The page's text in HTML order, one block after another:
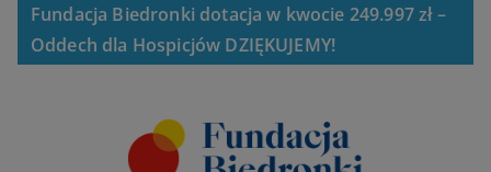
Fundacja Biedronki dotacja w kwocie 249.997 zł –
Oddech dla Hospicjów DZIĘKUJEMY!